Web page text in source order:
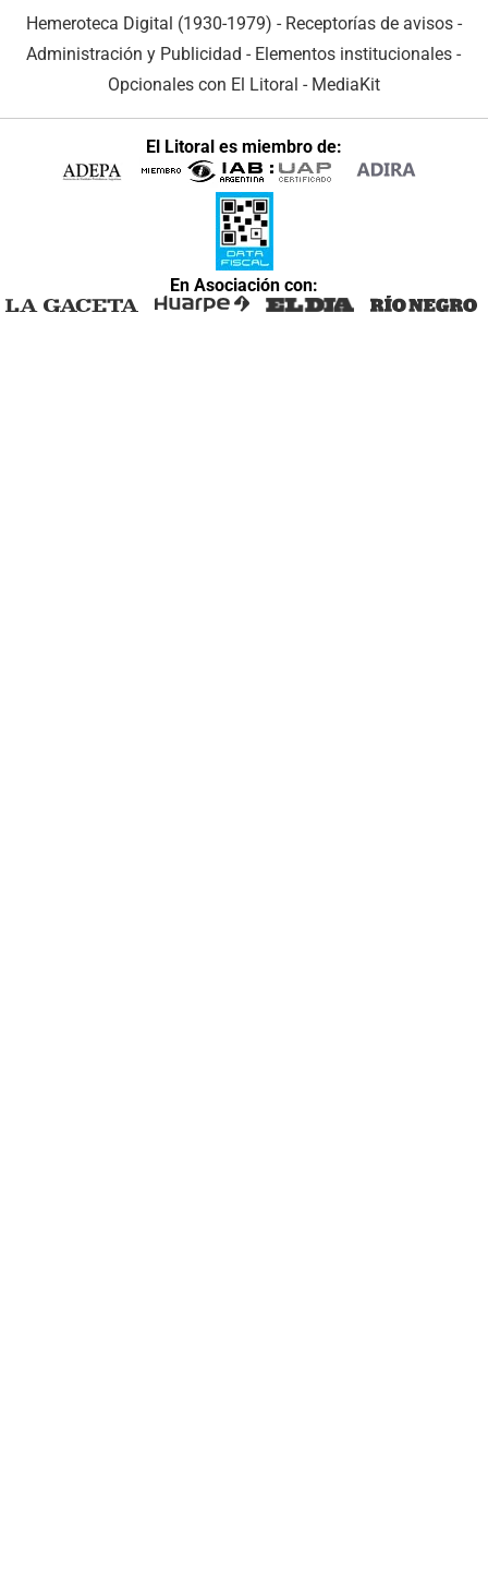
Hemeroteca Digital (1930-1979) - Receptorías de avisos -
Administración y Publicidad - Elementos institucionales -
Opcionales con El Litoral - MediaKit
El Litoral es miembro de:
En Asociación con: